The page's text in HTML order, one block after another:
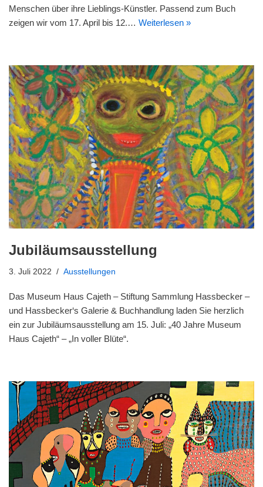
Menschen über ihre Lieblings-Künstler. Passend zum Buch
zeigen wir vom 17. April bis 12.… Weiterlesen »
Jubiläumsausstellung
3. Juli 2022 Ausstellungen
Das Museum Haus Cajeth – Stiftung Sammlung Hassbecker –
und Hassbecker‘s Galerie & Buchhandlung laden Sie herzlich
ein zur Jubiläumsausstellung am 15. Juli: „40 Jahre Museum
Haus Cajeth“ – „In voller Blüte“.